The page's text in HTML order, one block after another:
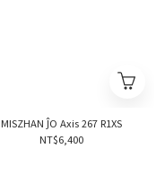
MISZHAN ĴO Axis 267 R1XS
NT$6,400